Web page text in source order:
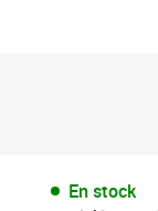
En stock